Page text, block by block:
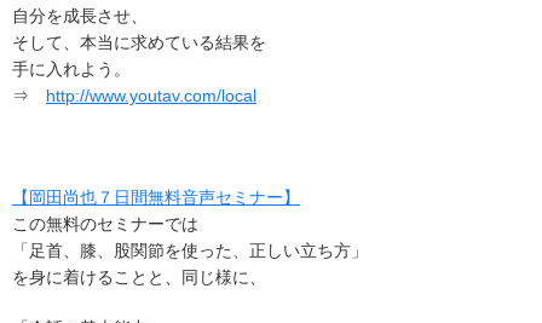
自分を成長させ、
そして、本当に求めている結果を
手に入れよう。
⇒ http://www.youtav.com/local
【岡田尚也７日間無料音声セミナー】
この無料のセミナーでは
「足首、膝、股関節を使った、正しい立ち方」
を身に着けることと、同じ様に、